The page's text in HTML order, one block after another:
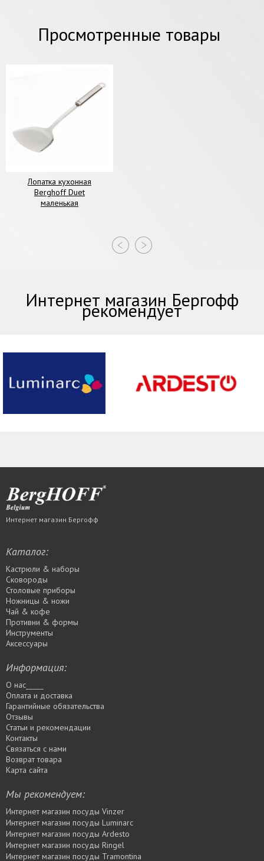
Просмотренные товары
Лопатка кухонная
Berghoff Duet
маленькая
Интернет магазин Бергофф
рекомендует
Интернет магазин Бергофф
Каталог:
Кастрюли & наборы
Сковороды
Столовые приборы
Ножницы & ножи
Чай & кофе
Противни & формы
Инструменты
Аксессуары
Информация:
О нас_____
Оплата и доставка
Гарантийные обязательства
Отзывы
Статьи и рекомендации
Контакты
Связаться с нами
Возврат товара
Карта сайта
Мы рекомендуем:
Интернет магазин посуды Vinzer
Интернет магазин посуды Luminarc
Интернет магазин посуды Ardesto
Интернет магазин посуды Rіngel
Интернет магазин посуды Tramontina